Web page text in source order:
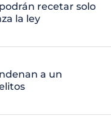
recetar solo
la ley
a un